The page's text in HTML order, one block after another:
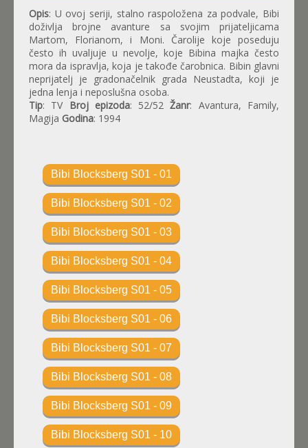
Opis: U ovoj seriji, stalno raspoložena za podvale, Bibi
doživlja brojne avanture sa svojim prijateljicama
Martom, Florianom, i Moni. Čarolije koje poseduju
često ih uvaljuje u nevolje, koje Bibina majka često
mora da ispravlja, koja je takođe čarobnica. Bibin glavni
neprijatelj je gradonačelnik grada Neustadta, koji je
jedna lenja i neposlušna osoba.
Tip: TV Broj epizoda: 52/52Žanr: Avantura, Family,
Magija Godina: 1994
Bibi Blocksberg S01 - 01
Bibi Blocksberg S01 - 02
Bibi Blocksberg S01 - 03
Bibi Blocksberg S01 - 04
Bibi Blocksberg S01 - 05
Bibi Blocksberg S01 - 06
Bibi Blocksberg S01 - 07
Bibi Blocksberg S01 - 08
Bibi Blocksberg S01 - 09
Bibi Blocksberg S01 - 10